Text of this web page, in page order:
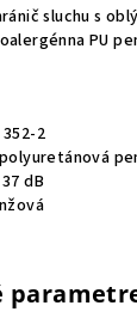
sluchu s
PU
352-2
dB